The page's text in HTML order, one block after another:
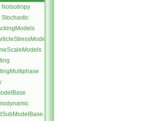
NoIsotropy
Stochastic